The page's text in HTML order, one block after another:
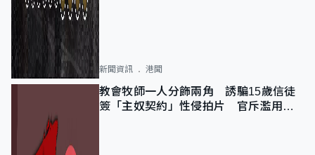
新聞資訊 港聞
教會牧師一人分飾兩角 誘騙15歲信徒
簽「主奴契約」性侵拍片 官斥濫用教